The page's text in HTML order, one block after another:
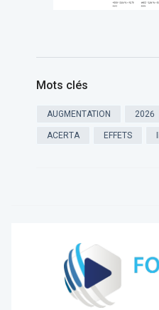
Mots clés
AUGMENTATION 2026
ACERTA EFFETS